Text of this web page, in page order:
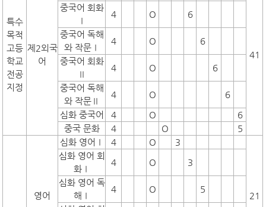
특수
목적
고등
학교
전공
지정
제2외국
어
41
중국어 회화
Ⅰ
4 O
6
중국어 독해
와 작문Ⅰ
4 O
6
중국어 회화
Ⅱ
4 O
6
중국어 독해
와 작문Ⅱ
4 O
6
심화 중국어
4 O
6
중국 문화
4 O 5
영어
심화 영어Ⅰ 4 O 3
21
심화 영어 회
화Ⅰ
4 O
3
심화 영어 독
해Ⅰ
4 O
5